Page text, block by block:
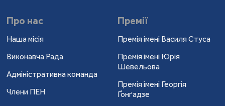
Про нас
Наша місія
Виконавча Рада
Адміністративна команда
Члени ПЕН
Премії
Премія імені Василя Стуса
Премія імені Юрія
Шевельова
Премія імені Георгія
Ґонґадзе